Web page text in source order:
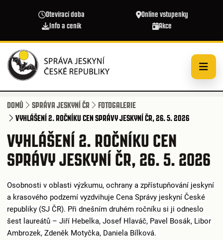
Otevírací doba
Online vstupenky
Info a ceník
Akce
DOMŮ SPRÁVA JESKYNÍ ČR
FOTOGALERIE
VYHLÁŠENÍ 2. ROČNÍKU CEN SPRÁVY JESKYNÍ ČR, 26. 5. 2026
VYHLÁŠENÍ 2. ROČNÍKU CEN
SPRÁVY JESKYNÍ ČR, 26. 5. 2026
Osobnosti v oblasti výzkumu, ochrany a zpřístupňování jeskyní
a krasového podzemí vyzdvihuje Cena Správy jeskyní České
republiky (SJ ČR). Při dnešním druhém ročníku si ji odneslo
šest laureátů – Jiří Hebelka, Josef Hlaváč, Pavel Bosák, Libor
Ambrozek, Zdeněk Motyčka, Daniela Bílková.